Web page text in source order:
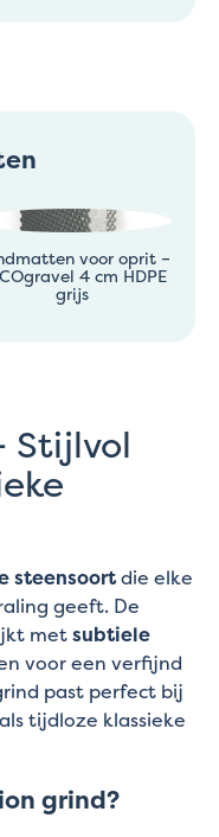
voor oprit –
4 cm HDPE
grijs
Stijlvol
steensoortdie elke
geeft. De
metsubtiele
voor een verfijnd
past perfect bij
tijdloze klassieke
grind?